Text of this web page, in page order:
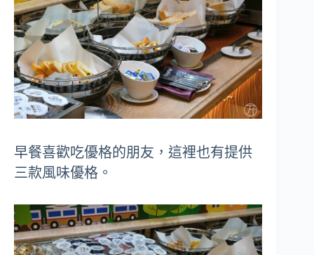
早餐喜歡吃優格的朋友，這裡也有提供
三款風味優格。